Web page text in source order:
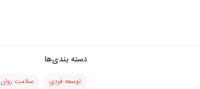
دسته بندی‌ها
توسعه فردی سلامت روان